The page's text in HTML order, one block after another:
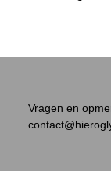
Vragen en